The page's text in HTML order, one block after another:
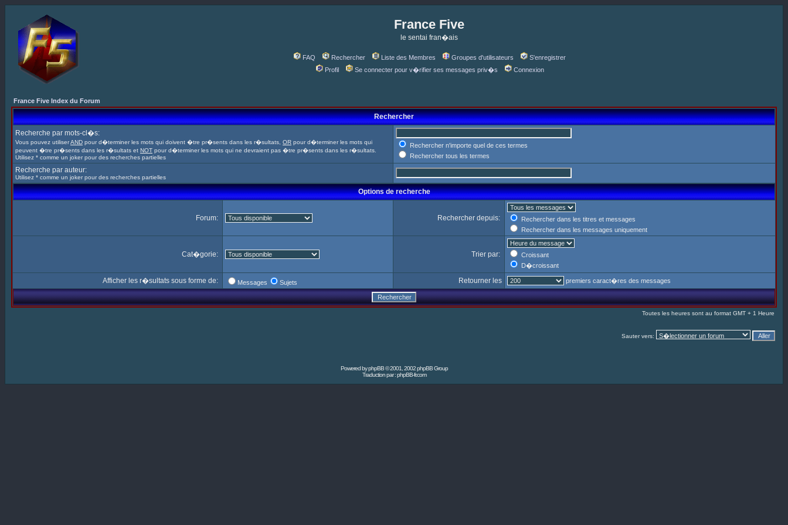
France Five
le sentai fran�ais
FAQ Rechercher Liste des Membres Groupes d'utilisateurs
S'enregistrer
Profil
Se connecter pour v�rifier ses messages priv�s Connexion
France Five Index du Forum
Rechercher
Recherche par mots-cl�s:
Vous pouvez utiliserAND pour d�terminer les mots qui doivent �tre pr�sents dans les r�sultats, OR pour d�terminer les mots qui
peuvent �tre pr�sents dans les r�sultats et NOT pour d�terminer les mots qui ne devraient pas �tre pr�sents dans les r�sultats.
Utilisez * comme un joker pour des recherches partielles
Rechercher n'importe quel de ces termes
Rechercher tous les termes
Recherche par auteur:
Utilisez * comme un joker pour des recherches partielles
Options de recherche
Forum: Rechercher depuis:
Rechercher dans les titres et messages
Rechercher dans les messages uniquement
Cat�gorie: Trier par:
Croissant
D�croissant
Afficher les r�sultats sous forme de: Messages Sujets Retourner les premiers caract�res des messages
Toutes les heures sont au format GMT + 1 Heure
Sauter vers:
Powered byphpBB© 2001, 2002 phpBB Group
Traduction par :phpBB-fr.com